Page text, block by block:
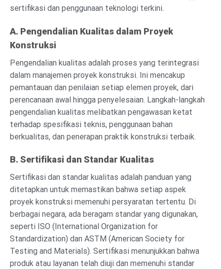
sertifikasi dan penggunaan teknologi terkini.
A. Pengendalian Kualitas dalam Proyek
Konstruksi
Pengendalian kualitas adalah proses yang terintegrasi
dalam manajemen proyek konstruksi. Ini mencakup
pemantauan dan penilaian setiap elemen proyek, dari
perencanaan awal hingga penyelesaian. Langkah-langkah
pengendalian kualitas melibatkan pengawasan ketat
terhadap spesifikasi teknis, penggunaan bahan
berkualitas, dan penerapan praktik konstruksi terbaik.
B. Sertifikasi dan Standar Kualitas
Sertifikasi dan standar kualitas adalah panduan yang
ditetapkan untuk memastikan bahwa setiap aspek
proyek konstruksi memenuhi persyaratan tertentu. Di
berbagai negara, ada beragam standar yang digunakan,
seperti ISO (International Organization for
Standardization) dan ASTM (American Society for
Testing and Materials). Sertifikasi menunjukkan bahwa
produk atau layanan telah diuji dan memenuhi standar